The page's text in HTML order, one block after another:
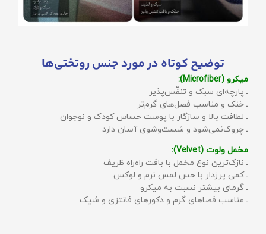
توضیح کوتاه در مورد جنس روتختی‌ها
میکرو (Microfiber):
ـ پارچه‌ای سبک و تنفّس‌پذیر
ـ خنک و مناسب فصل‌های گرم‌تر
ـ لطافت بالا و سازگار با پوست حساس کودک و نوجوان
ـ چروک‌نمی‌شود و شست‌وشوی آسان دارد
مخمل ولوت (Velvet):
ـ نازک‌ترین نوع مخمل با بافت راه‌راه ظریف
ـ کمی پرزدار با حس لمس نرم و لوکس
ـ گرمای بیشتر نسبت به میکرو
ـ مناسب فضاهای گرم و دکورهای فانتزی و شیک